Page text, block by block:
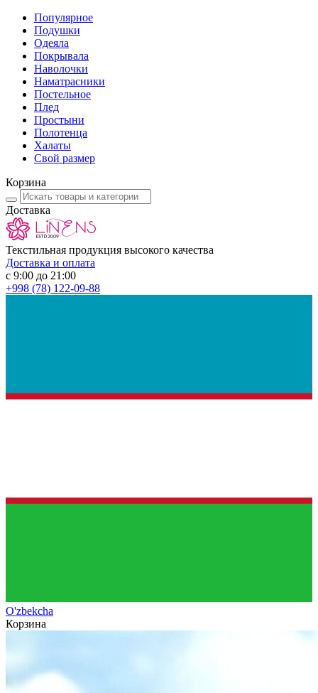
Популярное
Подушки
Одеяла
Покрывала
Наволочки
Наматрасники
Постельное
Плед
Простыни
Полотенца
Халаты
Свой размер
Корзина
Доставка
Текстильная продукция высокого качества
Доставка и оплата
с 9:00 до 21:00
+998 (78) 122-09-88
O'zbekcha
Корзина